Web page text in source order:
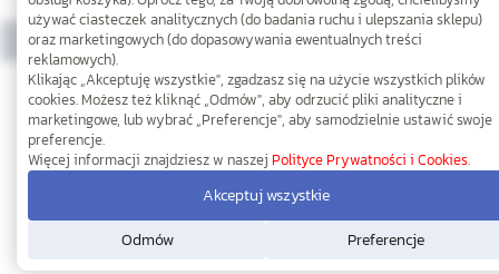
10,00 10,00
1 2 3 9 11
używać ciasteczek analitycznych (do badania ruchu i ulepszania sklepu)
oraz marketingowych (do dopasowywania ewentualnych treści
reklamowych).
Klikając „Akceptuję wszystkie", zgadzasz się na użycie wszystkich plików
cookies. Możesz też kliknąć „Odmów", aby odrzucić pliki analityczne i
marketingowe, lub wybrać „Preferencje", aby samodzielnie ustawić swoje
preferencje.
Więcej informacji znajdziesz w naszej Polityce Prywatności i Cookies.
Odmów Preferencje
Akceptuj wszystkie